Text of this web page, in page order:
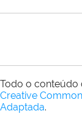
Todo o conteúdo
Creative
Adaptada.